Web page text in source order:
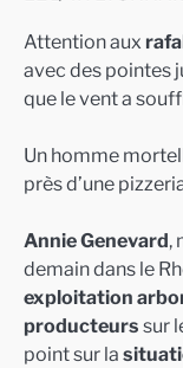
Attention aux
avec des pointes
que le vent a
Un homme
près d’une
Annie Genevard,
demain dans le
exploitation
producteurs sur
point sur la